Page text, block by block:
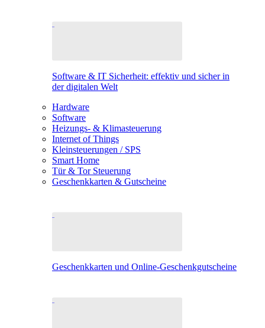
Software & IT Sicherheit: effektiv und sicher in
der digitalen Welt
Hardware
Software
Heizungs- & Klimasteuerung
Internet of Things
Kleinsteuerungen / SPS
Smart Home
Tür & Tor Steuerung
Geschenkkarten & Gutscheine
Geschenkkarten und Online-Geschenkgutscheine